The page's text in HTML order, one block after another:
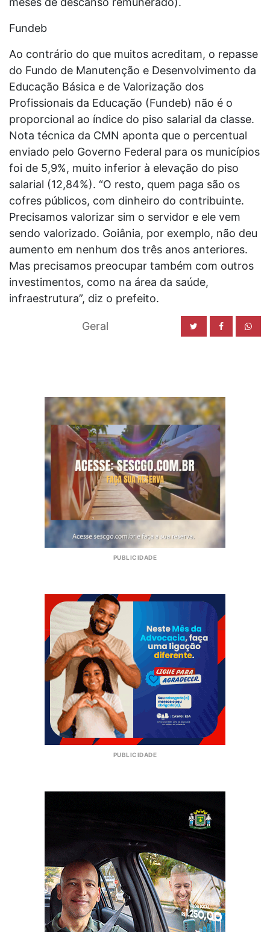
Fundeb
Ao contrário do que muitos acreditam, o repasse
do Fundo de Manutenção e Desenvolvimento da
Educação Básica e de Valorização dos
Profissionais da Educação (Fundeb) não é o
proporcional ao índice do piso salarial da classe.
Nota técnica da CMN aponta que o percentual
enviado pelo Governo Federal para os municípios
foi de 5,9%, muito inferior à elevação do piso
salarial (12,84%). “O resto, quem paga são os
cofres públicos, com dinheiro do contribuinte.
Precisamos valorizar sim o servidor e ele vem
sendo valorizado. Goiânia, por exemplo, não deu
aumento em nenhum dos três anos anteriores.
Mas precisamos preocupar também com outros
investimentos, como na área da saúde,
infraestrutura”, diz o prefeito.
Geral